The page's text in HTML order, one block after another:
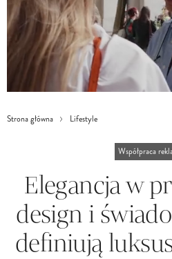
Strona główna Lifestyle
Współpraca
Elegancja w
design i
definiują